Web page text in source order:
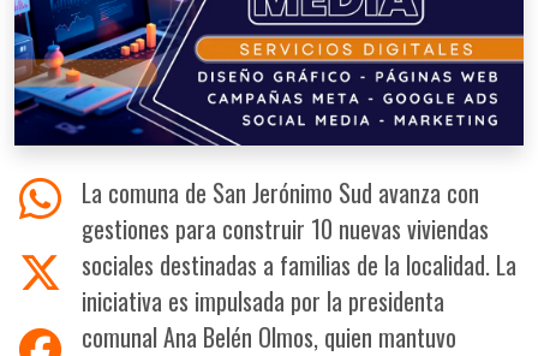
La comuna de San Jerónimo Sud avanza con
gestiones para construir 10 nuevas viviendas
sociales destinadas a familias de la localidad. La
iniciativa es impulsada por la presidenta
comunal Ana Belén Olmos, quien mantuvo